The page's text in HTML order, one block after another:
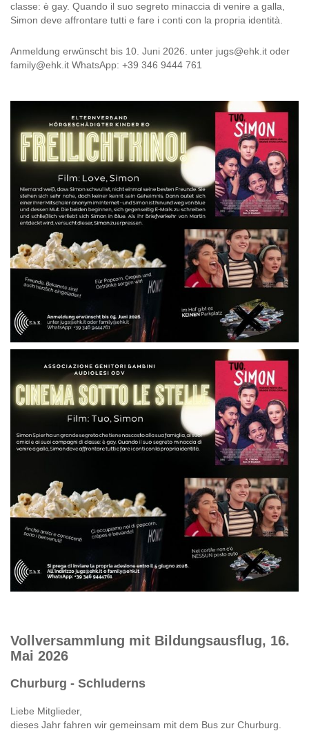
classe: è gay. Quando il suo segreto minaccia di venire a galla,
Simon deve affrontare tutti e fare i conti con la propria identità.
Anmeldung erwünscht bis 10. Juni 2026. unter jugs@ehk.it oder
family@ehk.it WhatsApp: +39 346 9444 761
Vollversammlung mit Bildungsausflug, 16.
Mai 2026
Churburg - Schluderns
Liebe Mitglieder,
dieses Jahr fahren wir gemeinsam mit dem Bus zur Churburg.